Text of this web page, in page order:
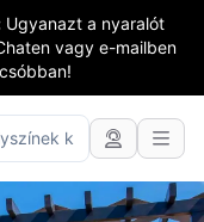
Ugyanazt a nyaralót
vagy e-mailben